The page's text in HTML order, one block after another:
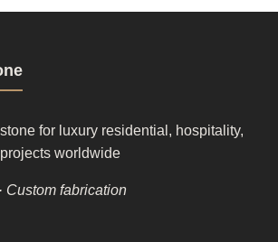
for luxury residential, hospitality,
worldwide.
Custom fabrication